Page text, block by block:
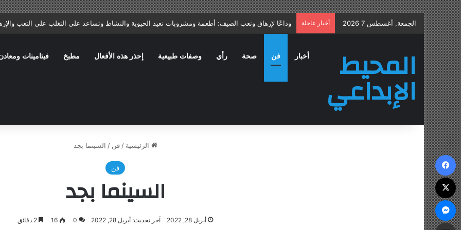
الجمعة, أغسطس 7 2026 أخبار عاجلة علاج التهاب البروستاتا: ماذا يصف الطبيب؟ وما الأخطاء الشائعة التي تؤخر الشفاء؟
المحيط
الإبداعي
أخبار فن صحة رأي وصفات طبيعية إحذر هذه الأفعال مطبخ فيتامينات
الرئيسية / فن / السينما بجد
فن
السينما بجد
أبريل 28, 2022 آخر تحديث: أبريل 28, 2022 0
16
فيسبوك
‫X
ماسنجر
مشاركة عبر البريد